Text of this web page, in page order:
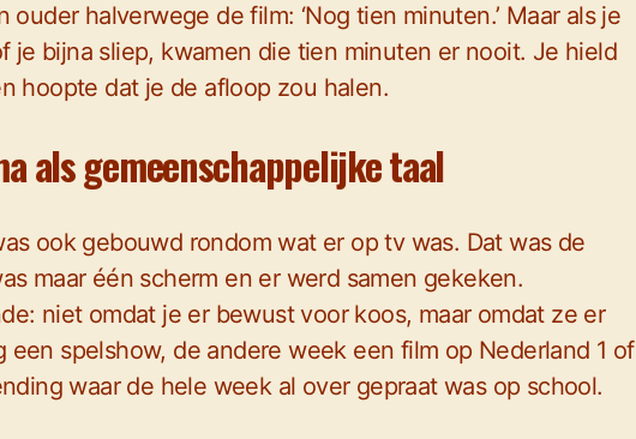
halverwege de film: ‘Nog tien minuten.’ Maar als je
je bijna sliep, kwamen die tien minuten er nooit. Je hield
hoopte dat je de afloop zou halen.
als gemeenschappelijke taal
ook gebouwd rondom wat er op tv was. Dat was de
maar één scherm en er werd samen gekeken.
niet omdat je er bewust voor koos, maar omdat ze er
een spelshow, de andere week een film op Nederland 1 of
waar de hele week al over gepraat was op school.